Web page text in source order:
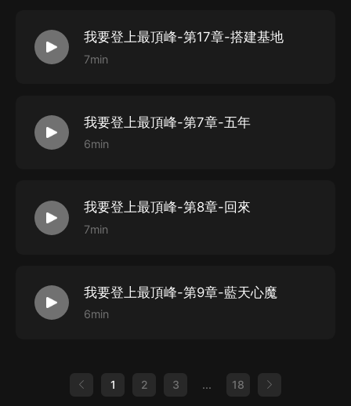
我要登上最頂峰-第17章-搭建基地
7min
我要登上最頂峰-第7章-五年
6min
我要登上最頂峰-第8章-回來
7min
我要登上最頂峰-第9章-藍天心魔
6min
1 2 3 ... 18